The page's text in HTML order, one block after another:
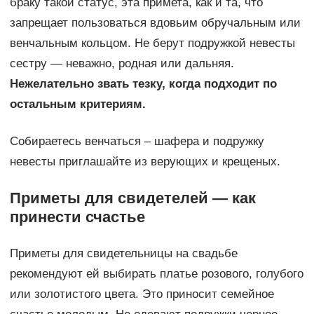
браку такой статус, эта примета, как и та, что
запрещает пользоваться вдовьим обручальным или
венчальным кольцом. Не берут подружкой невесты
сестру — неважно, родная или дальняя.
Нежелательно звать тезку, когда подходит по
остальным критериям.
Собираетесь венчаться – шафера и подружку
невесты приглашайте из верующих и крещеных.
Приметы для свидетелей — как
принести счастье
Приметы для свидетельницы на свадьбе
рекомендуют ей выбирать платье розового, голубого
или золотистого цвета. Это приносит семейное